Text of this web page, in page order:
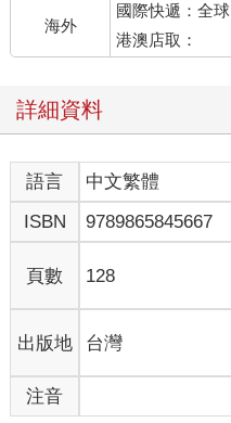
海外
國際快遞：全球
港澳店取：
詳細資料
語言 中文繁體
ISBN
9789865845667
頁數 128
出版地 台灣
注音